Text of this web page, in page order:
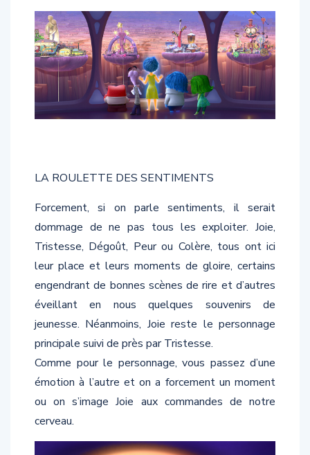
dommage de ne pas tous les exploiter. Joie,
Tristesse, Dégoût, Peur ou Colère, tous ont ici
leur place et leurs moments de gloire, certains
engendrant de bonnes scènes de rire et d’autres
éveillant en nous quelques souvenirs de
jeunesse. Néanmoins, Joie reste le personnage
principale suivi de près par Tristesse.
Comme pour le personnage, vous passez d’une
émotion à l’autre et on a forcement un moment
ou on s’image Joie aux commandes de notre
cerveau.